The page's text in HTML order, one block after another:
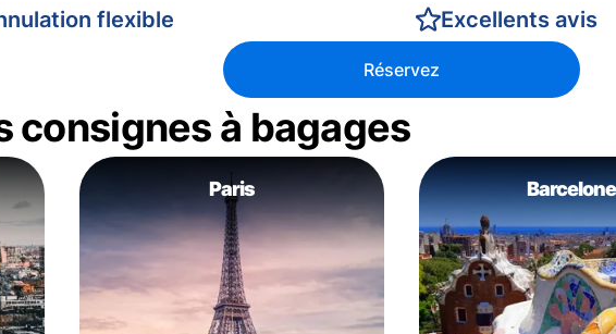
flexible Excellents avis
Réservez
consignes à bagages
Paris Barcelone